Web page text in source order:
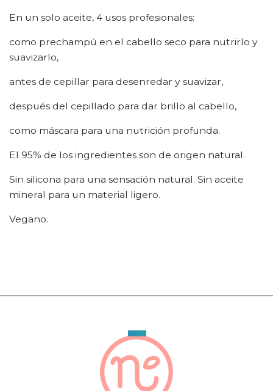
En un solo aceite, 4 usos profesionales:
como prechampú en el cabello seco para nutrirlo y
suavizarlo,
antes de cepillar para desenredar y suavizar,
después del cepillado para dar brillo al cabello,
como máscara para una nutrición profunda.
El 95% de los ingredientes son de origen natural.
Sin silicona para una sensación natural. Sin aceite
mineral para un material ligero.
Vegano.